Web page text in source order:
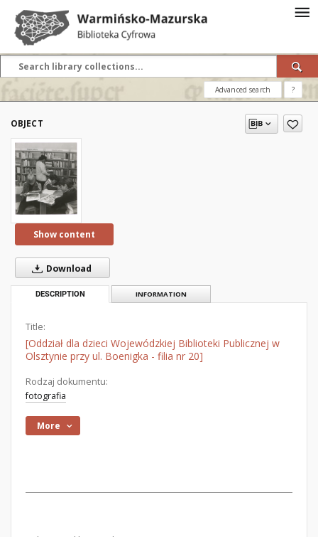
Advanced search ?
OBJECT
Show content
Download
DESCRIPTION INFORMATION
Title:
[Oddział dla dzieci Wojewódzkiej Biblioteki Publicznej w
Olsztynie przy ul. Boenigka - filia nr 20]
Rodzaj dokumentu:
fotografia
More